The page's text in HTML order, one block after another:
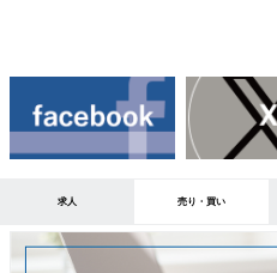
求人 売り・買い